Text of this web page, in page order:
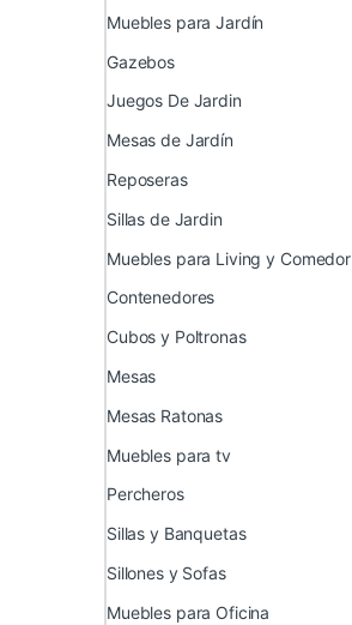
Muebles para Jardín
Gazebos
Juegos De Jardin
Mesas de Jardín
Reposeras
Sillas de Jardin
Muebles para Living y Comedor
Contenedores
Cubos y Poltronas
Mesas
Mesas Ratonas
Muebles para tv
Percheros
Sillas y Banquetas
Sillones y Sofas
Muebles para Oficina